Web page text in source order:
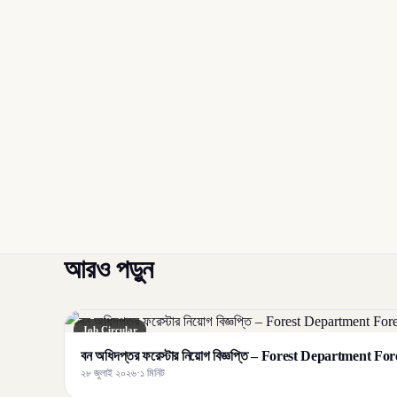
আরও পড়ুন
Job Circular
বন অধিদপ্তর ফরেস্টার নিয়োগ বিজ্ঞপ্তি – Forest Department
২৮ জুলাই ২০২৬·১ মিনিট